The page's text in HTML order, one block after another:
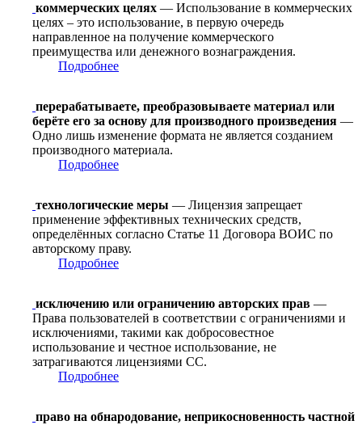
коммерческих целях — Использование в коммерческих
целях – это использование, в первую очередь
направленное на получение коммерческого
преимущества или денежного вознаграждения.
Подробнее
перерабатываете, преобразовываете материал или
берёте его за основу для производного произведения —
Одно лишь изменение формата не является созданием
производного материала.
Подробнее
технологические меры — Лицензия запрещает
применение эффективных технических средств,
определённых согласно Статье 11 Договора ВОИС по
авторскому праву.
Подробнее
исключению или ограничению авторских прав —
Права пользователей в соответствии с ограничениями и
исключениями, такими как добросовестное
использование и честное использование, не
затрагиваются лицензиями CC.
Подробнее
право на обнародование, неприкосновенность частной